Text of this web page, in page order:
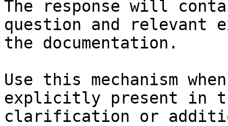
The response will
question and relevant
the documentation.
Use this mechanism
explicitly present in
clarification or